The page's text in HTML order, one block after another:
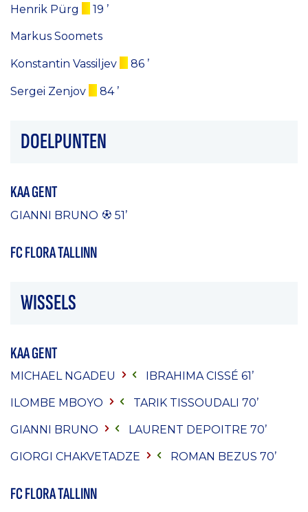
Henrik Pürg 19 ’
Markus Soomets
Konstantin Vassiljev 86 ’
Sergei Zenjov 84 ’
DOELPUNTEN
KAA GENT
GIANNI BRUNO 51’
FC FLORA TALLINN
WISSELS
KAA GENT
MICHAEL NGADEU IBRAHIMA CISSÉ 61’
ILOMBE MBOYO TARIK TISSOUDALI 70’
GIANNI BRUNO LAURENT DEPOITRE 70’
GIORGI CHAKVETADZE ROMAN BEZUS 70’
FC FLORA TALLINN